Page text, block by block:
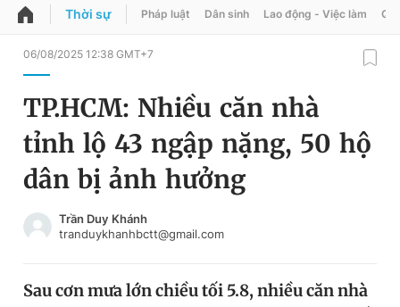
QUẢNG CÁO
Chuyên mục
Chuyên mục khác
Chào ngày mới
Đổi mật khẩu
Tin đã lưu
Tin đã xem
Đăng xuất
Thời sự Pháp luật Dân sinh Lao động - Việc làm
06/08/2025 12:38 GMT+7
TP.HCM: Nhiều căn nhà
tỉnh lộ 43 ngập nặng, 50 hộ
dân bị ảnh hưởng
Trần Duy Khánh
tranduykhanhbctt@gmail.com
Sau cơn mưa lớn chiều tối 5.8, nhiều căn nhà